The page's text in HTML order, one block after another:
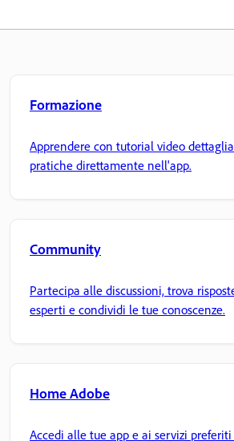
Formazione
Apprendere con tutorial video
pratiche direttamente nell'app.
Community
Partecipa alle discussioni, trova
esperti e condividi le tue conoscenze.
Home Adobe
Accedi alle tue app e ai servizi preferiti